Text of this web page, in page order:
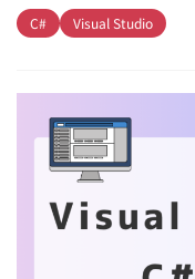
C# Visual Studio